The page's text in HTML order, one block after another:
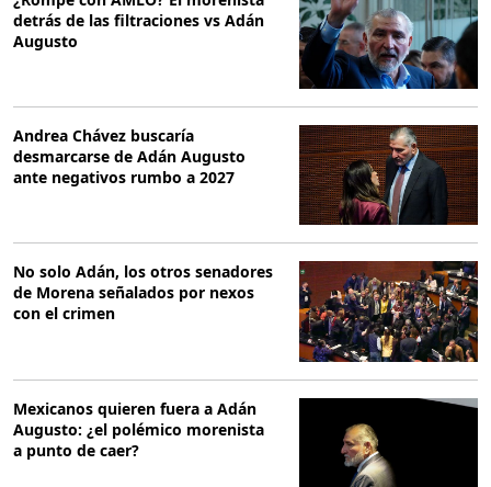
detrás de las filtraciones vs Adán
Augusto
Andrea Chávez buscaría
desmarcarse de Adán Augusto
ante negativos rumbo a 2027
No solo Adán, los otros senadores
de Morena señalados por nexos
con el crimen
Mexicanos quieren fuera a Adán
Augusto: ¿el polémico morenista
a punto de caer?